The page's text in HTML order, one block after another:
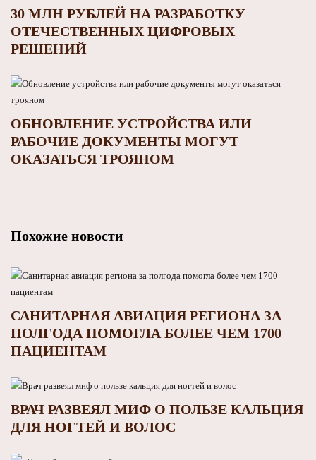
30 МЛН РУБЛЕЙ НА РАЗРАБОТКУ
ОТЕЧЕСТВЕННЫХ ЦИФРОВЫХ
РЕШЕНИЙ
ОБНОВЛЕНИЕ УСТРОЙСТВА ИЛИ
РАБОЧИЕ ДОКУМЕНТЫ МОГУТ
ОКАЗАТЬСЯ ТРОЯНОМ
Похожие новости
САНИТАРНАЯ АВИАЦИЯ РЕГИОНА ЗА
ПОЛГОДА ПОМОГЛА БОЛЕЕ ЧЕМ 1700
ПАЦИЕНТАМ
ВРАЧ РАЗВЕЯЛ МИФ О ПОЛЬЗЕ КАЛЬЦИЯ
ДЛЯ НОГТЕЙ И ВОЛОС